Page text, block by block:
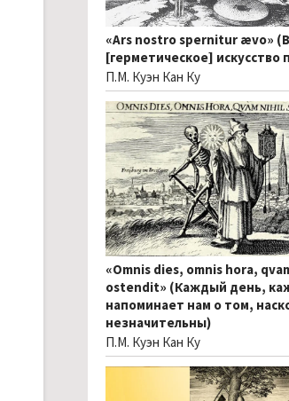
«Ars nostro spernitur ævo»
[герметическое] искусство
П.М. Куэн Кан Ку
«Omnis dies, omnis hora,
ostendit» (Каждый день,
напоминает нам о том,
незначительны)
П.М. Куэн Кан Ку